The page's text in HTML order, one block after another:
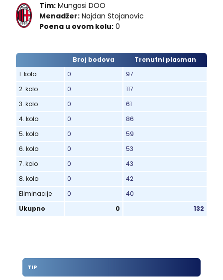
Tim: Mungosi DOO
Menadžer: Najdan Stojanovic
Poena u ovom kolu: 0
Broj bodova
Trenutni plasman
1. kolo
0
97
2. kolo
0
117
3. kolo
0
61
4. kolo
0
86
5. kolo
0
59
6. kolo
0
53
7. kolo
0
43
8. kolo
0
42
Eliminacije
0
40
Ukupno
0 132
TIP